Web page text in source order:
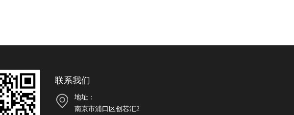
联系我们
地址：
南京市浦口区创芯汇2